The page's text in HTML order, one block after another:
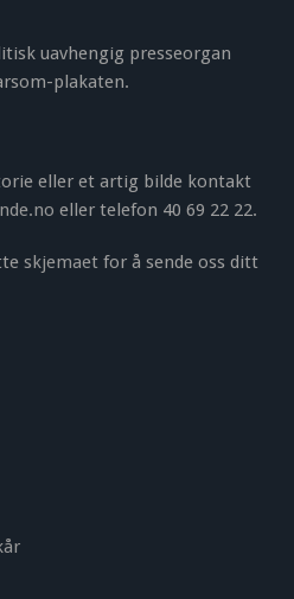
uavhengig presseorgan
plakaten.
eller et artig bilde kontakt
eller telefon 40 69 22 22.
skjemaet for å sende oss ditt